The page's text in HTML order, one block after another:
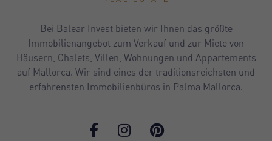
Bei Balear Invest bieten wir Ihnen das größte
Immobilienangebot zum Verkauf und zur Miete von
Häusern, Chalets, Villen, Wohnungen und Appartements
auf Mallorca. Wir sind eines der traditionsreichsten und
erfahrensten Immobilienbüros in Palma Mallorca.